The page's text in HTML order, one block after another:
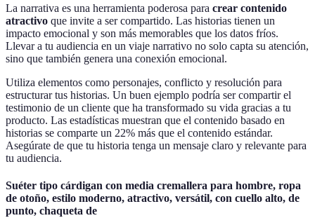
La narrativa es una herramienta poderosa para crear contenido
atractivo que invite a ser compartido. Las historias tienen un
impacto emocional y son más memorables que los datos fríos.
Llevar a tu audiencia en un viaje narrativo no solo capta su atención,
sino que también genera una conexión emocional.
Utiliza elementos como personajes, conflicto y resolución para
estructurar tus historias. Un buen ejemplo podría ser compartir el
testimonio de un cliente que ha transformado su vida gracias a tu
producto. Las estadísticas muestran que el contenido basado en
historias se comparte un 22% más que el contenido estándar.
Asegúrate de que tu historia tenga un mensaje claro y relevante para
tu audiencia.
Suéter tipo cárdigan con media cremallera para hombre, ropa
de otoño, estilo moderno, atractivo, versátil, con cuello alto, de
punto, chaqueta de